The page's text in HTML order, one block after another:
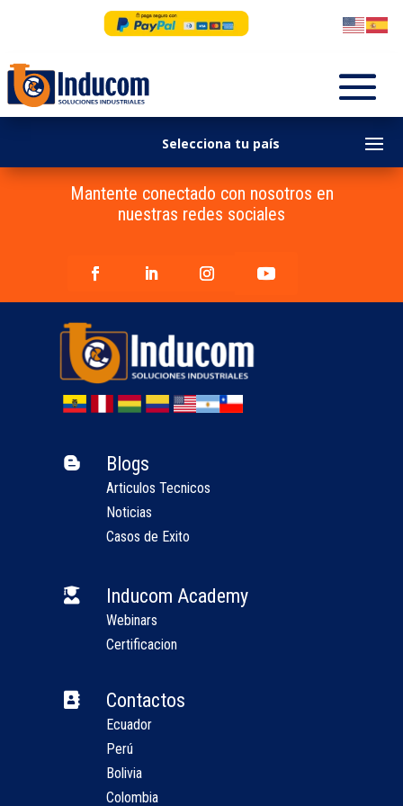
Mantente conectado con nosotros en
nuestras redes sociales
 Blogs
Articulos Tecnicos
Noticias
Casos de Exito
 Inducom Academy
Webinars
Certificacion
 Contactos
Ecuador
Perú
Bolivia
Colombia